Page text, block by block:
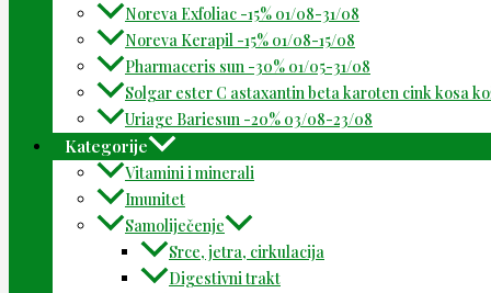
Noreva Exfoliac -15% 01/08-31/08
Noreva Kerapil -15% 01/08-15/08
Pharmaceris sun -30% 01/05-31/08
Solgar ester C astaxantin beta karoten cink kosa
Uriage Bariesun -20% 03/08-23/08
Kategorije
Vitamini i minerali
Imunitet
Samoliječenje
Srce, jetra, cirkulacija
Digestivni trakt